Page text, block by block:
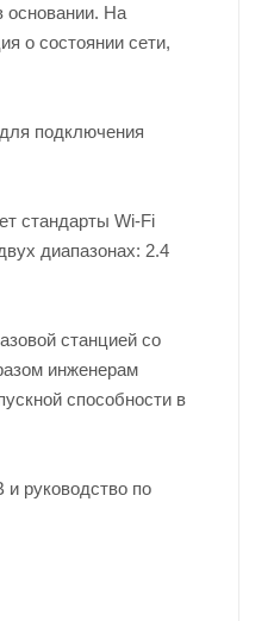
основании. На
о состоянии сети,
подключения
стандарты Wi-Fi
диапазонах: 2.4
станцией со
инженерам
способности в
руководство по